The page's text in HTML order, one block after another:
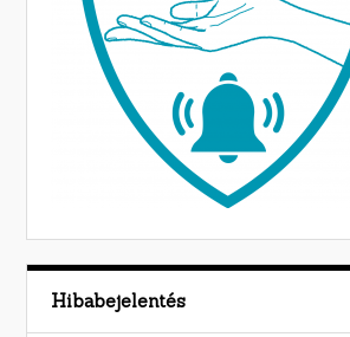
Hibabejelentés